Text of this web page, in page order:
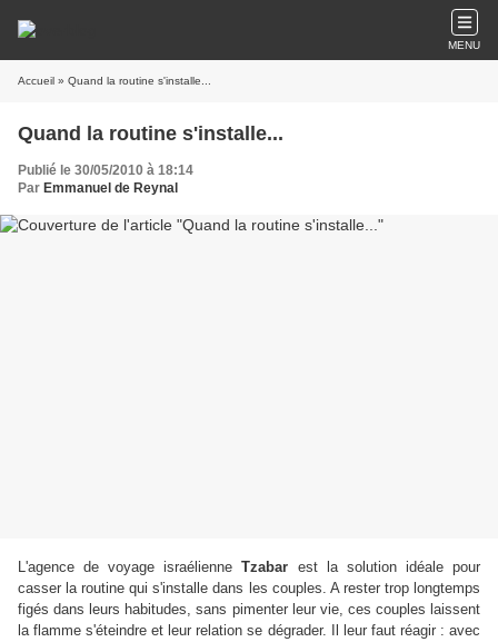
MENU
Accueil » Quand la routine s'installe...
Quand la routine s'installe...
Publié le 30/05/2010 à 18:14
Par Emmanuel de Reynal
L'agence de voyage israélienneTzabar est la solution idéale pour
casser la routine qui s'installe dans les couples. A rester trop longtemps
figés dans leurs habitudes, sans pimenter leur vie, ces couples laissent
la flamme s'éteindre et leur relation se dégrader. Il leur faut réagir : avec